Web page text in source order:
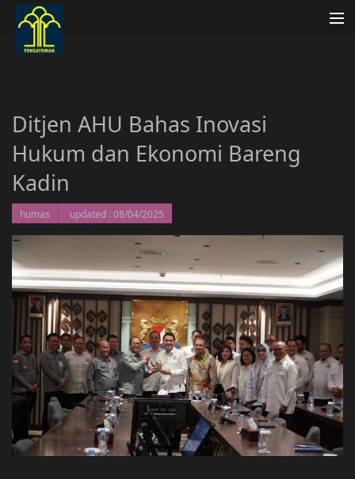
Beranda
Organisasi
Publikasi
FAQ
Pengaduan Masyarakat
Ragam Unduh
Ditjen AHU Bahas Inovasi
Hukum dan Ekonomi Bareng
Kadin
humas updated : 08/04/2025